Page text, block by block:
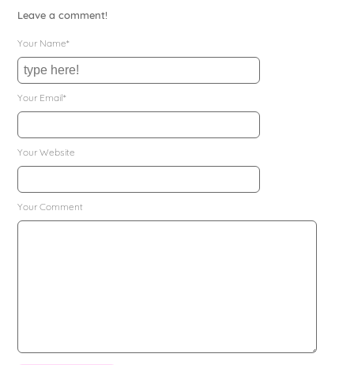
Leave a comment!
Your Name*
Your Email*
Your Website
Your Comment